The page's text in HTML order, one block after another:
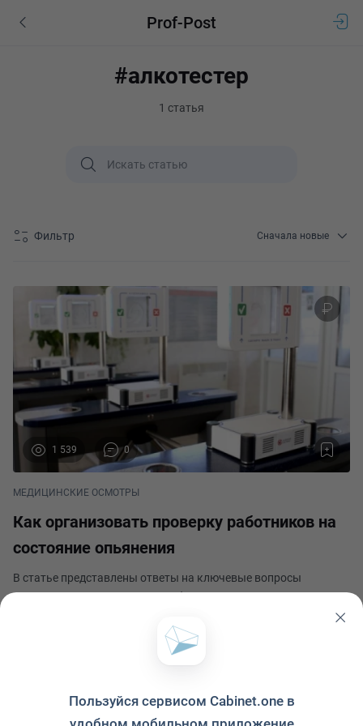
Prof-Post
#алкотестер
1 статья
Фильтр Сначала новые
1 539 0
МЕДИЦИНСКИЕ ОСМОТРЫ
Как организовать проверку работников на
состояние опьянения
В статье представлены ответы на ключевые вопросы
о проведении тестирования работников на предмет опьянения
с использованием специальных средств. В частности, будут
рассмотрены особенности оформления проведения
указанных проверок, а также считаются ли их резул
Опубликовано 12 марта 2024
Пользуйся сервисом Cabinet.one в